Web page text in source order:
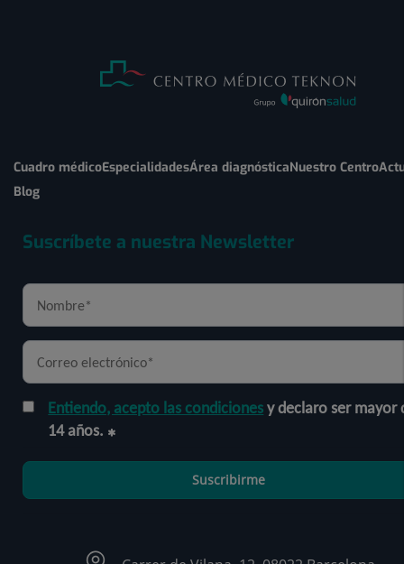
Cuadro médicoEspecialidadesÁrea diagnósticaNuestro Centro
Blog
Suscríbete a nuestra Newsletter
Entiendo, acepto las condicionesy declaro ser mayor
14 años.
Suscribirme